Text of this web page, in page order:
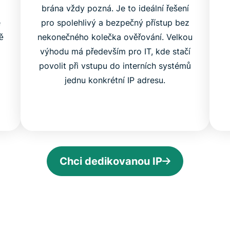
brána vždy pozná. Je to ideální řešení
pro spolehlivý a bezpečný přístup bez
nekonečného kolečka ověřování. Velkou
výhodu má především pro IT, kde stačí
povolit při vstupu do interních systémů
jednu konkrétní IP adresu.
Chci dedikovanou IP